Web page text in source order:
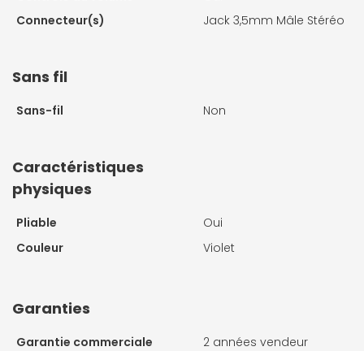
Connecteur(s)
Jack 3,5mm Mâle Stéréo
Sans fil
Sans-fil Non
Caractéristiques
physiques
Pliable
Oui
Couleur
Violet
Garanties
Garantie commerciale
2 années vendeur